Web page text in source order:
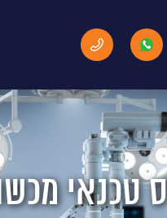
טכנאי